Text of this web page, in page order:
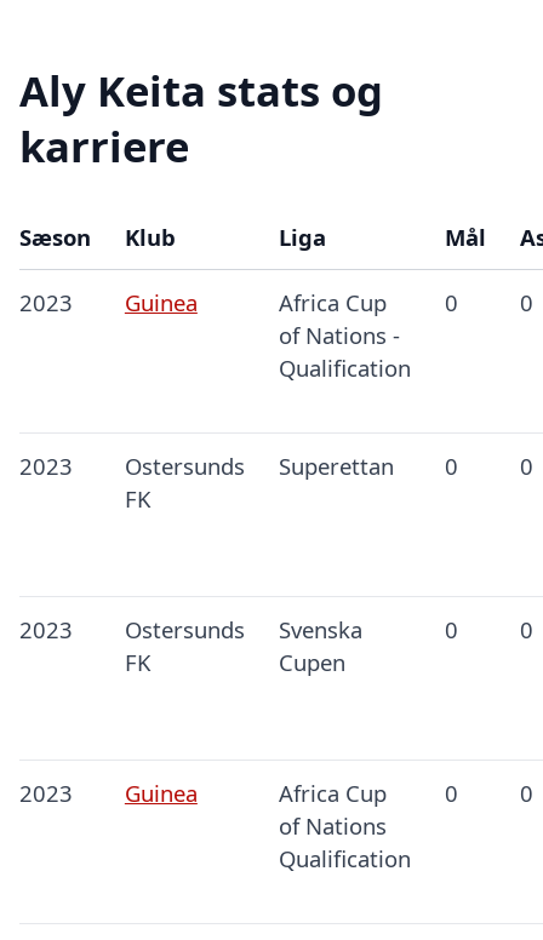
Aly Keita stats og
karriere
Sæson Klub Liga Mål
2023 Guinea
Africa Cup
of Nations -
Qualification
0 0
2023
Ostersunds
FK
Superettan 0 0
2023
Ostersunds
FK
Svenska
Cupen
0 0
2023 Guinea
Africa Cup
of Nations
Qualification
0 0